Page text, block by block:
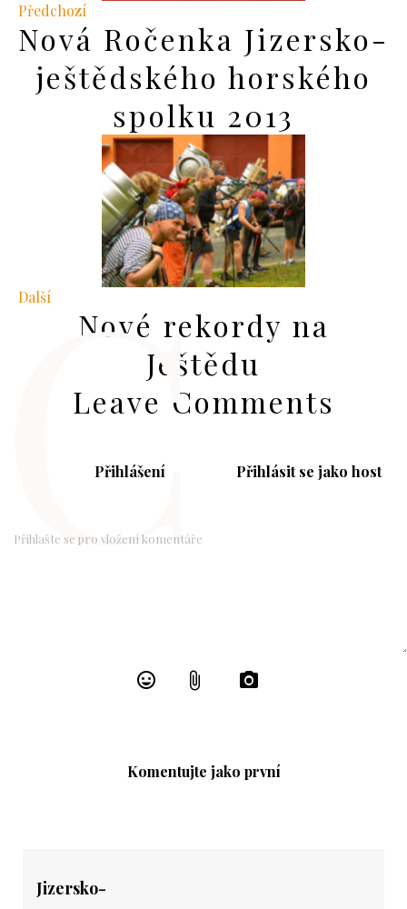
Předchozí
Nová Ročenka Jizersko-
ještědského horského
spolku 2013
Další
Nové rekordy na
Ještědu
Leave Comments
C
Přihlášení Přihlásit se jako host
Komentujte jako první
Jizersko-